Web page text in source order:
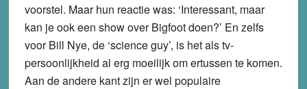
voorstel. Maar hun reactie was: ‘Interessant, maar
kan je ook een show over Bigfoot doen?’ En zelfs
voor Bill Nye, de ‘science guy’, is het als tv-
persoonlijkheid al erg moeilijk om ertussen te komen.
Aan de andere kant zijn er wel populaire